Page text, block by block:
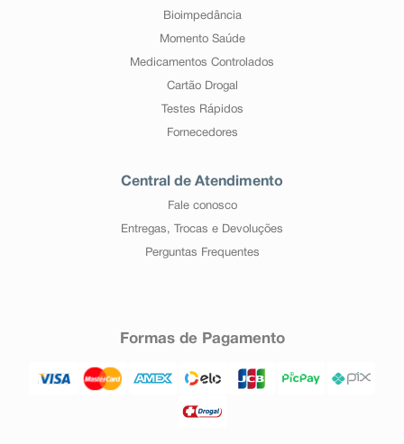
Bioimpedância
Momento Saúde
Medicamentos Controlados
Cartão Drogal
Testes Rápidos
Fornecedores
Central de Atendimento
Fale conosco
Entregas, Trocas e Devoluções
Perguntas Frequentes
Formas de Pagamento